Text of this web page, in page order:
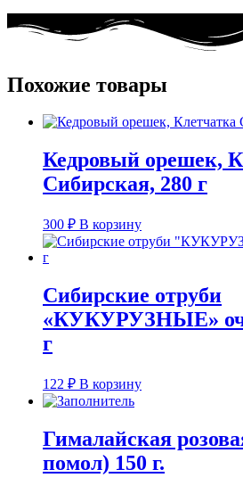
Похожие товары
Кедровый орешек,
Сибирская, 280 г
300 ₽ В корзину
Сибирские отруби
«КУКУРУЗНЫЕ»
г
122 ₽ В корзину
Гималайская
помол) 150 г.